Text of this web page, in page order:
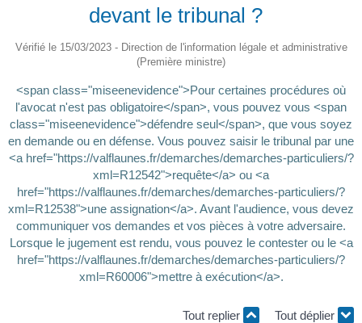
devant le tribunal ?
Vérifié le 15/03/2023 - Direction de l'information légale et administrative
(Première ministre)
<span class="miseenevidence">Pour certaines procédures où
l'avocat n'est pas obligatoire</span>, vous pouvez vous <span
class="miseenevidence">défendre seul</span>, que vous soyez
en demande ou en défense. Vous pouvez saisir le tribunal par une
<a href="https://valflaunes.fr/demarches/demarches-particuliers/?
xml=R12542">requête</a> ou <a
href="https://valflaunes.fr/demarches/demarches-particuliers/?
xml=R12538">une assignation</a>. Avant l'audience, vous devez
communiquer vos demandes et vos pièces à votre adversaire.
Lorsque le jugement est rendu, vous pouvez le contester ou le <a
href="https://valflaunes.fr/demarches/demarches-particuliers/?
xml=R60006">mettre à exécution</a>.
Tout replier Tout déplier